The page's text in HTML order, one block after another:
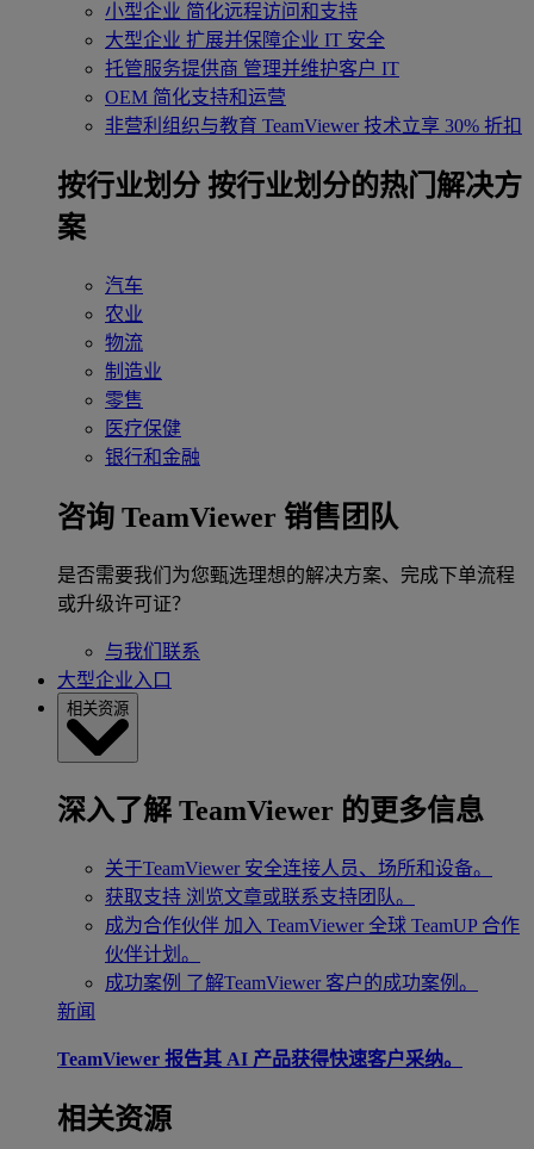
小型企业 简化远程访问和支持
大型企业 扩展并保障企业 IT 安全
托管服务提供商 管理并维护客户 IT
OEM 简化支持和运营
非营利组织与教育 TeamViewer 技术立享 30% 折扣
‌按行业划分 按行业划分的热门解决方
案
汽车
农业
物流
制造业
零售
医疗保健
银行和金融
咨询 TeamViewer 销售团队
是否需要我们为您甄选理想的解决方案、完成下单流程
或升级许可证？
与我们联系
大型企业入口
相关资源
深入了解 TeamViewer 的更多信息
关于TeamViewer 安全连接人员、场所和设备。
获取支持 浏览文章或联系支持团队。
成为合作伙伴 加入 TeamViewer 全球 TeamUP 合作
伙伴计划。
成功案例 了解TeamViewer 客户的成功案例。
新闻
TeamViewer 报告其 AI 产品获得快速客户采纳。
相关资源